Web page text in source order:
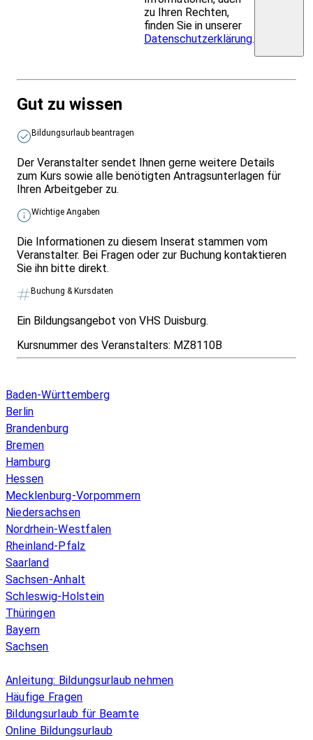
zu Ihren Rechten,
finden Sie in unserer
Datenschutzerklärung.
Gut zu wissen
Bildungsurlaub beantragen
Der Veranstalter sendet Ihnen gerne weitere Details
zum Kurs sowie alle benötigten Antragsunterlagen für
Ihren Arbeitgeber zu.
Wichtige Angaben
Die Informationen zu diesem Inserat stammen vom
Veranstalter. Bei Fragen oder zur Buchung kontaktieren
Sie ihn bitte direkt.
Buchung & Kursdaten
Ein Bildungsangebot von VHS Duisburg.
Kursnummer des Veranstalters: MZ8110B
Baden-Württemberg
Berlin
Brandenburg
Bremen
Hamburg
Hessen
Mecklenburg-Vorpommern
Niedersachsen
Nordrhein-Westfalen
Rheinland-Pfalz
Saarland
Sachsen-Anhalt
Schleswig-Holstein
Thüringen
Bayern
Sachsen
Anleitung: Bildungsurlaub nehmen
Häufige Fragen
Bildungsurlaub für Beamte
Online Bildungsurlaub